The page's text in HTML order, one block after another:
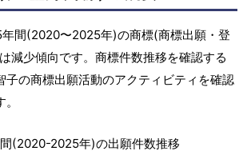
間(2020〜2025年)の商標(商標出願・登
減少傾向です。商標件数推移を確認する
子の商標出願活動のアクティビティを確認
(2020-2025年)の出願件数推移